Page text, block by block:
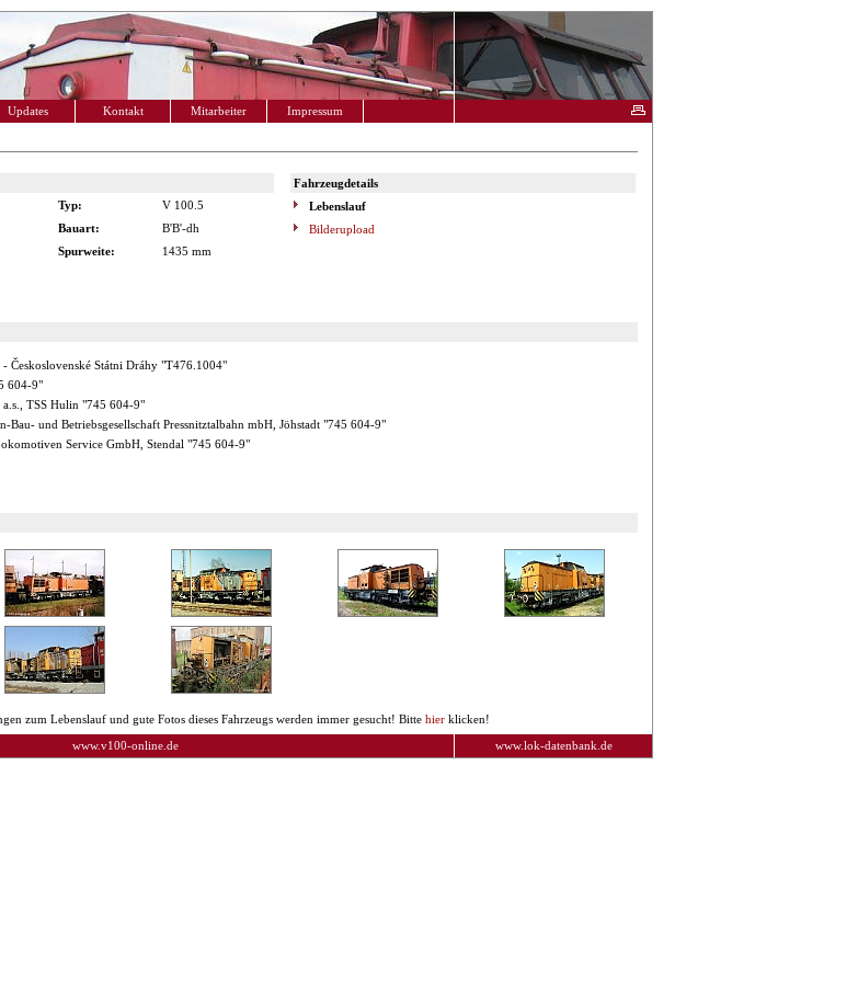
Updates Kontakt Mitarbeiter Impressum
Fahrzeugdetails
Typ: V 100.5
Lebenslauf
Bauart: B'B'-dh
Bilderupload
Spurweite: 1435 mm
Československé Státni Dráhy "T476.1004"
604-9"
a.s., TSS Hulin "745 604-9"
Bau- und Betriebsgesellschaft Pressnitztalbahn mbH, Jöhstadt "745 604-9"
Service GmbH, Stendal "745 604-9"
zum Lebenslauf und gute Fotos dieses Fahrzeugs werden immer gesucht! Bitte hierklicken!
www.v100-online.de
www.lok-datenbank.de